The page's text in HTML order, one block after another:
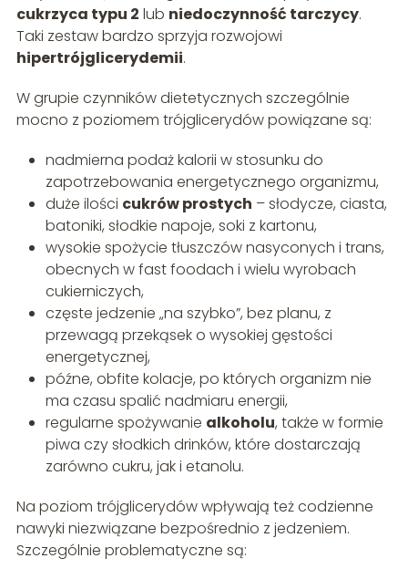
cukrzyca typu 2 lub niedoczynność tarczycy.
Taki zestaw bardzo sprzyja rozwojowi
hipertrójglicerydemii.
W grupie czynników dietetycznych szczególnie
mocno z poziomem trójglicerydów powiązane są:
nadmierna podaż kalorii w stosunku do
zapotrzebowania energetycznego organizmu,
duże ilości cukrów prostych – słodycze, ciasta,
batoniki, słodkie napoje, soki z kartonu,
wysokie spożycie tłuszczów nasyconych i trans,
obecnych w fast foodach i wielu wyrobach
cukierniczych,
częste jedzenie „na szybko”, bez planu, z
przewagą przekąsek o wysokiej gęstości
energetycznej,
późne, obfite kolacje, po których organizm nie
ma czasu spalić nadmiaru energii,
regularne spożywanie alkoholu, także w formie
piwa czy słodkich drinków, które dostarczają
zarówno cukru, jak i etanolu.
Na poziom trójglicerydów wpływają też codzienne
nawyki niezwiązane bezpośrednio z jedzeniem.
Szczególnie problematyczne są: